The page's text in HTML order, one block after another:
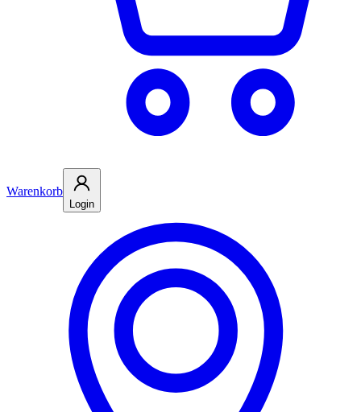
Warenkorb
Login